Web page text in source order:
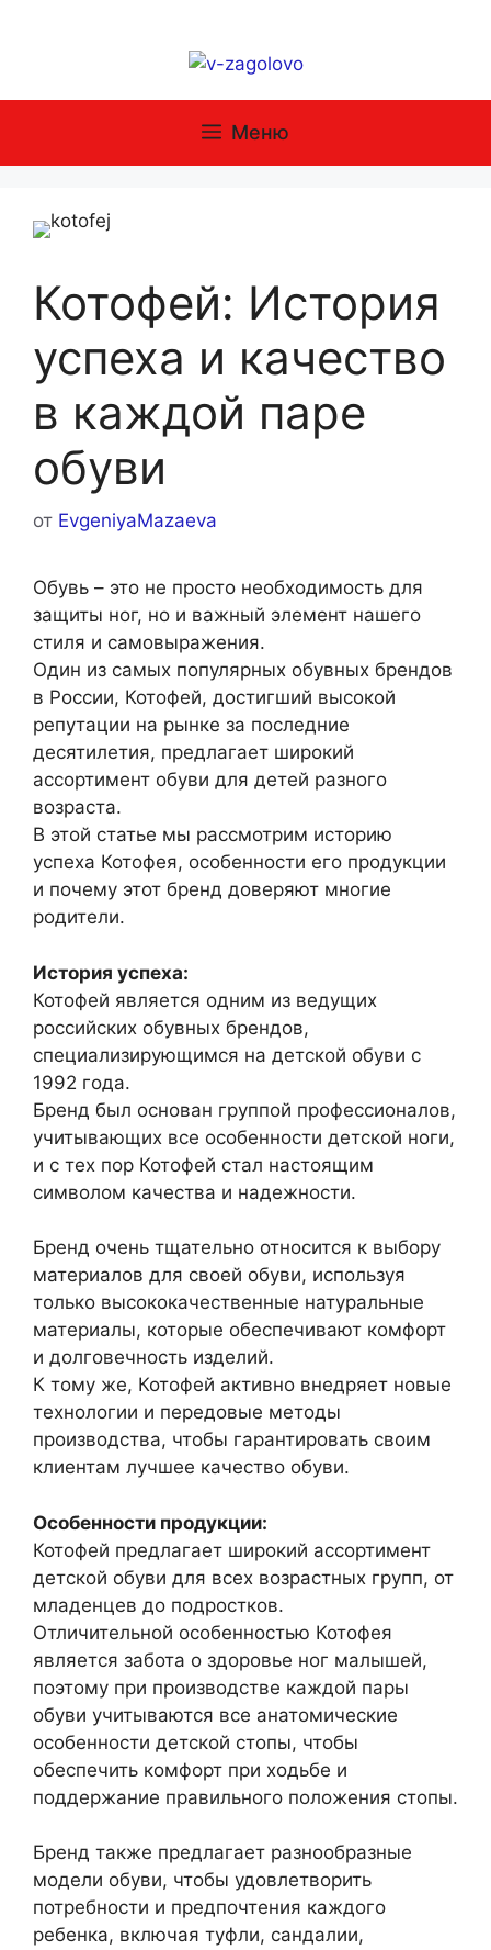
Меню
Котофей: История
успеха и качество
в каждой паре
обуви
от EvgeniyaMazaeva
Обувь – это не просто необходимость для
защиты ног, но и важный элемент нашего
стиля и самовыражения.
Один из самых популярных обувных брендов
в России, Котофей, достигший высокой
репутации на рынке за последние
десятилетия, предлагает широкий
ассортимент обуви для детей разного
возраста.
В этой статье мы рассмотрим историю
успеха Котофея, особенности его продукции
и почему этот бренд доверяют многие
родители.
История успеха:
Котофей является одним из ведущих
российских обувных брендов,
специализирующимся на детской обуви с
1992 года.
Бренд был основан группой профессионалов,
учитывающих все особенности детской ноги,
и с тех пор Котофей стал настоящим
символом качества и надежности.
Бренд очень тщательно относится к выбору
материалов для своей обуви, используя
только высококачественные натуральные
материалы, которые обеспечивают комфорт
и долговечность изделий.
К тому же, Котофей активно внедряет новые
технологии и передовые методы
производства, чтобы гарантировать своим
клиентам лучшее качество обуви.
Особенности продукции:
Котофей предлагает широкий ассортимент
детской обуви для всех возрастных групп, от
младенцев до подростков.
Отличительной особенностью Котофея
является забота о здоровье ног малышей,
поэтому при производстве каждой пары
обуви учитываются все анатомические
особенности детской стопы, чтобы
обеспечить комфорт при ходьбе и
поддержание правильного положения стопы.
Бренд также предлагает разнообразные
модели обуви, чтобы удовлетворить
потребности и предпочтения каждого
ребенка, включая туфли, сандалии,